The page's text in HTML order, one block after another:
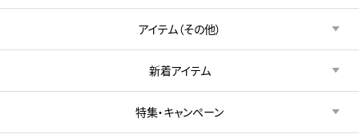
アイテム（その他）
新着アイテム
特集・キャンペーン